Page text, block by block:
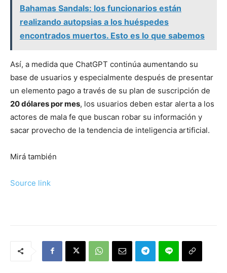
Bahamas Sandals: los funcionarios están
realizando autopsias a los huéspedes
encontrados muertos. Esto es lo que sabemos
Así, a medida que ChatGPT continúa aumentando su
base de usuarios y especialmente después de presentar
un elemento pago a través de su plan de suscripción de
20 dólares por mes, los usuarios deben estar alerta a los
actores de mala fe que buscan robar su información y
sacar provecho de la tendencia de inteligencia artificial.
Mirá también
Source link